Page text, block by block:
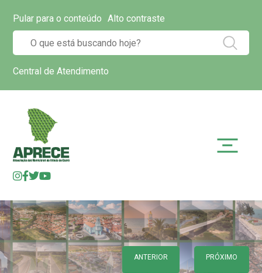
Pular para o conteúdo Alto contraste
Central de Atendimento
ANTERIOR PRÓXIMO